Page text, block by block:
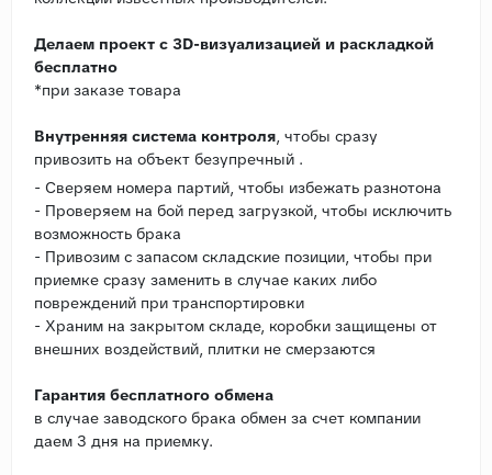
Делаем проект с 3D-визуализацией и раскладкой
бесплатно
*при заказе товара
Внутренняя система контроля, чтобы сразу
привозить на объект безупречный .
- Сверяем номера партий, чтобы избежать разнотона
- Проверяем на бой перед загрузкой, чтобы исключить
возможность брака
- Привозим с запасом складские позиции, чтобы при
приемке сразу заменить в случае каких либо
повреждений при транспортировки
- Храним на закрытом складе, коробки защищены от
внешних воздействий, плитки не смерзаются
Гарантия бесплатного обмена
в случае заводского брака обмен за счет компании
даем 3 дня на приемку.